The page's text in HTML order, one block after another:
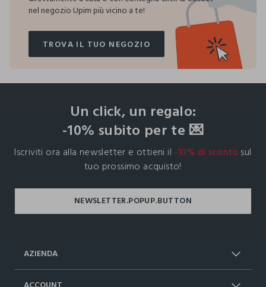
nel negozio Upim più vicino a te!
TROVA IL TUO NEGOZIO
TROVA IL TUO NEGOZIO
Un click, un regalo:
-10% subito per te 💌
Iscriviti ora alla newsletter e ottieni il -10% di sconto sul
tuo prossimo acquisto!
AZIENDA